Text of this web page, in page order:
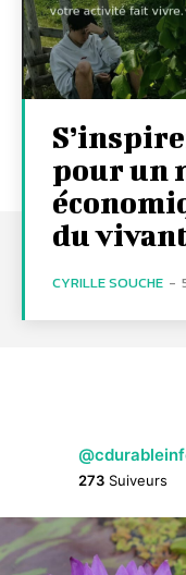
pour un
du
CYRILLE SOUCHE -
273 Suiveurs